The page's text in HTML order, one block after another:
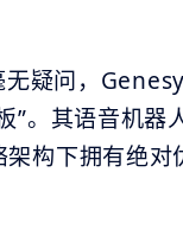
疑问，
”。其语音机器
构下拥有绝对